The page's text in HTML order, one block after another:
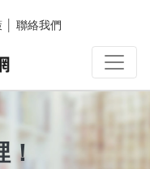
聯絡我們